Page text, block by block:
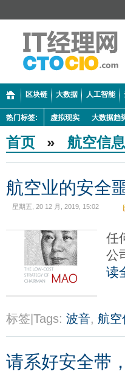
区块链 大数据 人工智能
热门标签: 虚拟现实 大数据趋
首页 » 航空信
航空业的安全
星期五, 20 12 月, 2019, 15:02
任
公
读
标签|Tags: 波音, 航空
请系好安全带